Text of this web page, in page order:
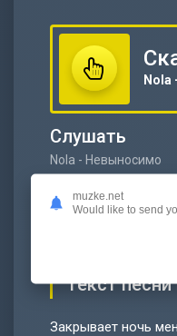
Nola
Слушать
Nola - Невыносимо
00:00
Текст
Закрывает ночь
muzke.net
Would like to send